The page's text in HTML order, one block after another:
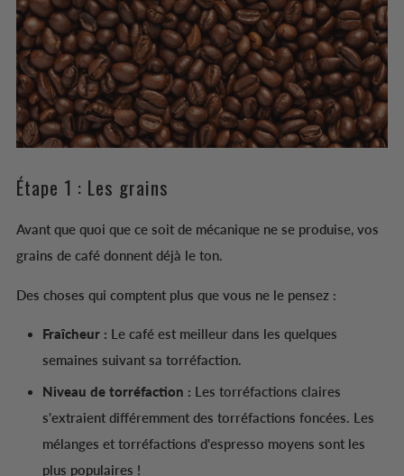
Étape 1 : Les grains
Avant que quoi que ce soit de mécanique ne se produise, vos
grains de café donnent déjà le ton.
Des choses qui comptent plus que vous ne le pensez :
Fraîcheur : Le café est meilleur dans les quelques
semaines suivant sa torréfaction.
Niveau de torréfaction : Les torréfactions claires
s'extraient différemment des torréfactions foncées. Les
mélanges et torréfactions d'espresso moyens sont les
plus populaires !